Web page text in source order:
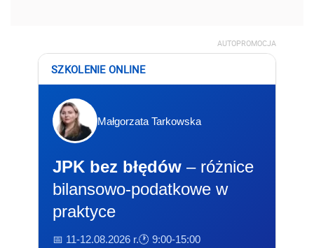
AUTOPROMOCJA
SZKOLENIE ONLINE
Małgorzata Tarkowska
JPK bez błędów – różnice
bilansowo-podatkowe w
praktyce
📅 11-12.08.2026 r.🕐 9:00-15:00